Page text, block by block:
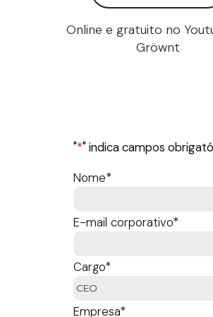
Online e gratuito no
Gröwnt
"*" indica campos
Nome*
E-mail corporativo*
Cargo*
Empresa*